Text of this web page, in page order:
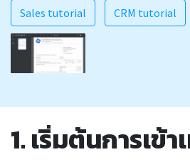
Sales tutorial CRM tutorial
1. เริ่มต้นการเข้า